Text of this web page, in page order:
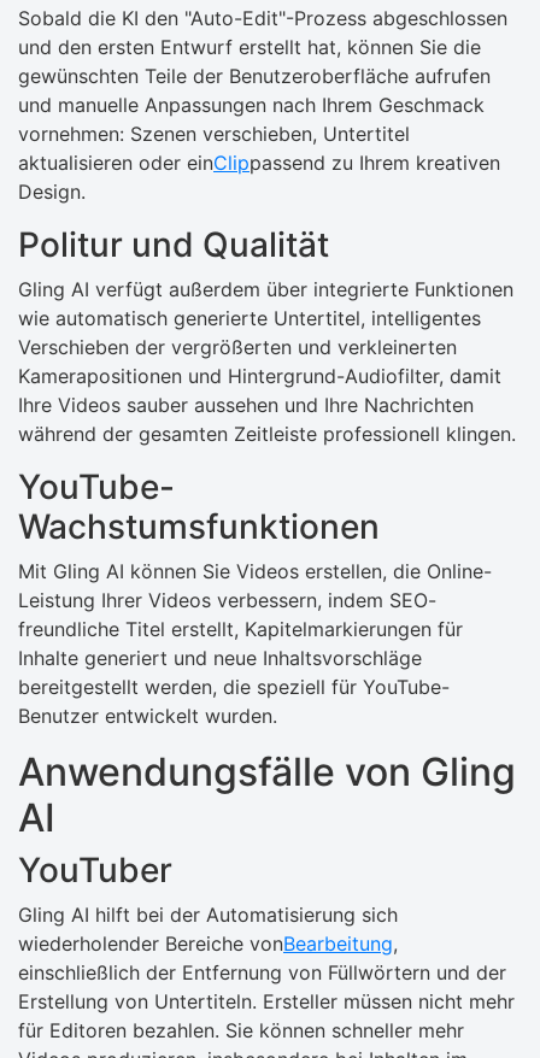
Sobald die KI den "Auto-Edit"-Prozess abgeschlossen
und den ersten Entwurf erstellt hat, können Sie die
gewünschten Teile der Benutzeroberfläche aufrufen
und manuelle Anpassungen nach Ihrem Geschmack
vornehmen: Szenen verschieben, Untertitel
aktualisieren oder einClippassend zu Ihrem kreativen
Design.
Politur und Qualität
Gling AI verfügt außerdem über integrierte Funktionen
wie automatisch generierte Untertitel, intelligentes
Verschieben der vergrößerten und verkleinerten
Kamerapositionen und Hintergrund-Audiofilter, damit
Ihre Videos sauber aussehen und Ihre Nachrichten
während der gesamten Zeitleiste professionell klingen.
YouTube-
Wachstumsfunktionen
Mit Gling AI können Sie Videos erstellen, die Online-
Leistung Ihrer Videos verbessern, indem SEO-
freundliche Titel erstellt, Kapitelmarkierungen für
Inhalte generiert und neue Inhaltsvorschläge
bereitgestellt werden, die speziell für YouTube-
Benutzer entwickelt wurden.
Anwendungsfälle von Gling
AI
YouTuber
Gling AI hilft bei der Automatisierung sich
wiederholender Bereiche vonBearbeitung,
einschließlich der Entfernung von Füllwörtern und der
Erstellung von Untertiteln. Ersteller müssen nicht mehr
für Editoren bezahlen. Sie können schneller mehr